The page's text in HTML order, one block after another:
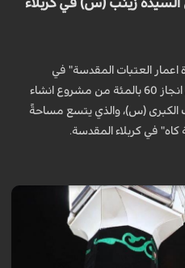
صحن السيدة زينب (س) في كربلاء
اعمار العتبات المقدسة" في
محافظة خوزستان (جنوب غرب)، عن انجاز 60 بالمئة من مشروع انشاء
(س)، والذي يتسع مساحةً
في كربلاء المقدسة.